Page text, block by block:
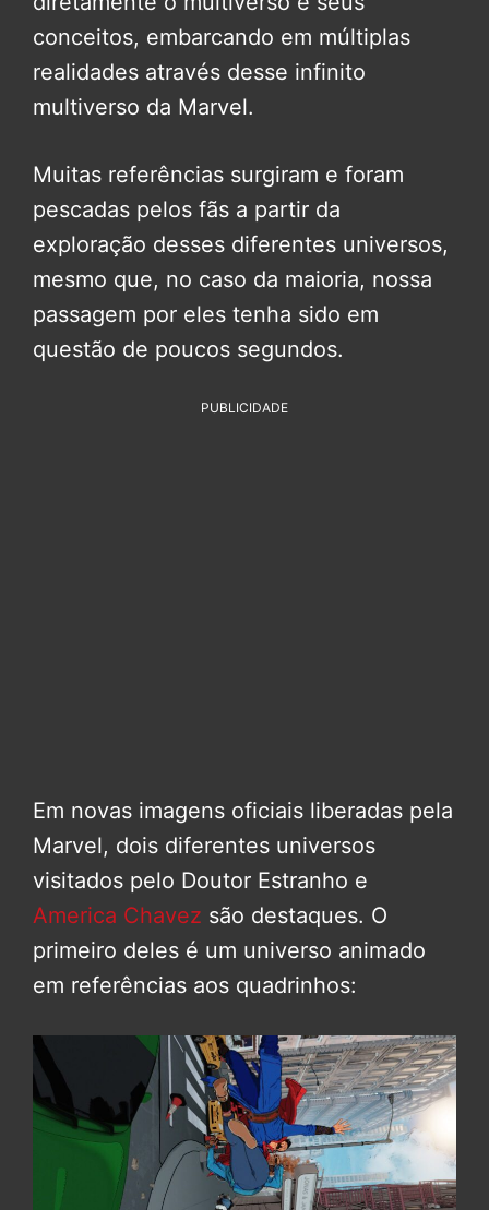
conceitos, embarcando em múltiplas
realidades através desse infinito
multiverso da Marvel.
Muitas referências surgiram e foram
pescadas pelos fãs a partir da
exploração desses diferentes universos,
mesmo que, no caso da maioria, nossa
passagem por eles tenha sido em
questão de poucos segundos.
PUBLICIDADE
Em novas imagens oficiais liberadas pela
Marvel, dois diferentes universos
visitados pelo Doutor Estranho e
America Chavez são destaques. O
primeiro deles é um universo animado
em referências aos quadrinhos: